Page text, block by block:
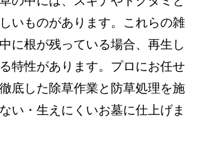
いものがあります。これらの雑
に根が残っている場合、再生し
特性があります。プロにお任せ
底した除草作業と防草処理を施
い・生えにくいお墓に仕上げま